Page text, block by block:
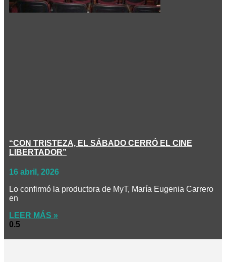
“CON TRISTEZA, EL SÁBADO CERRÓ EL CINE
LIBERTADOR”
16 abril, 2026
Lo confirmó la productora de MyT, María Eugenia Carrero
en
LEER MÁS »